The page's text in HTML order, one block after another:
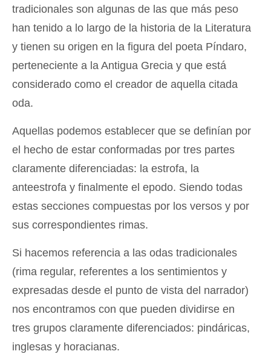
tradicionales son algunas de las que más peso
han tenido a lo largo de la historia de la Literatura
y tienen su origen en la figura del poeta Píndaro,
perteneciente a la Antigua Grecia y que está
considerado como el creador de aquella citada
oda.
Aquellas podemos establecer que se definían por
el hecho de estar conformadas por tres partes
claramente diferenciadas: la estrofa, la
anteestrofa y finalmente el epodo. Siendo todas
estas secciones compuestas por los versos y por
sus correspondientes rimas.
Si hacemos referencia a las odas tradicionales
(rima regular, referentes a los sentimientos y
expresadas desde el punto de vista del narrador)
nos encontramos con que pueden dividirse en
tres grupos claramente diferenciados: pindáricas,
inglesas y horacianas.